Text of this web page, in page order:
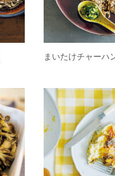
まいたけチャーハ